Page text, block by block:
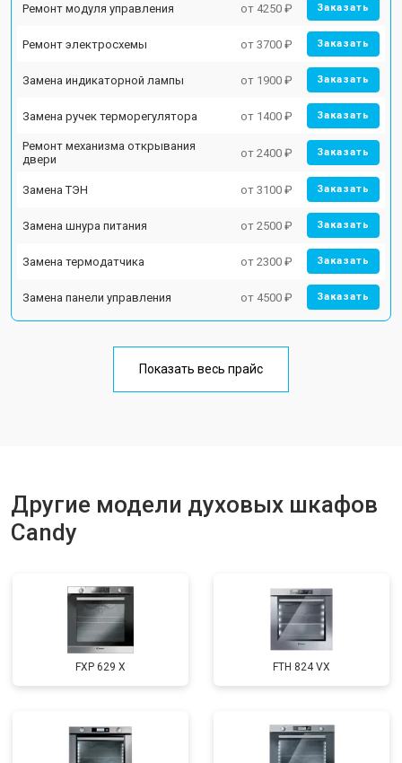
Ремонт модуля управления от 4250 ₽ Заказать
Ремонт электросхемы от 3700 ₽ Заказать
Замена индикаторной лампы от 1900 ₽ Заказать
Замена ручек терморегулятора от 1400 ₽ Заказать
Ремонт механизма открывания
двери
от 2400 ₽ Заказать
Замена ТЭН от 3100 ₽ Заказать
Замена шнура питания от 2500 ₽ Заказать
Замена термодатчика от 2300 ₽ Заказать
Замена панели управления от 4500 ₽ Заказать
Показать весь прайс
Другие модели духовых шкафов
Candy
FXP 629 X FTH 824 VX